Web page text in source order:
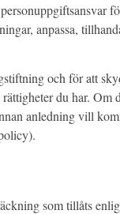
anpassa,
och för att
du har.
anledning vill
som tillåts